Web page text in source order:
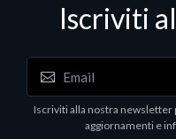
Iscriviti
Iscriviti alla nostra
aggiornamenti e